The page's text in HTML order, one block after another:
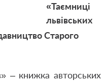
«Таємниці
львівських
Старого
– книжка авторських